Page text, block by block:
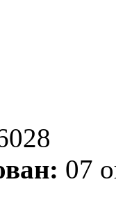
07